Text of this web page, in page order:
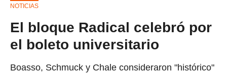
NOTICIAS
El bloque Radical celebró por
el boleto universitario
Boasso, Schmuck y Chale consideraron "histórico"